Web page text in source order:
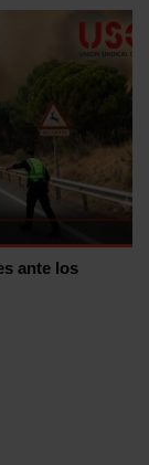
ante los